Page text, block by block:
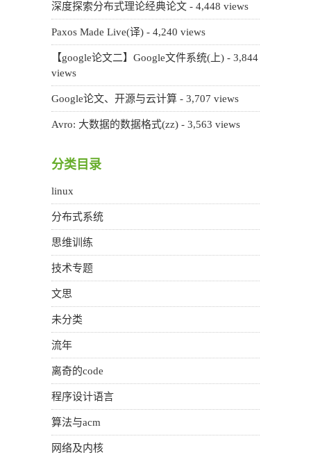
深度探索分布式理论经典论文 - 4,448 views
Paxos Made Live(译) - 4,240 views
【google论文二】Google文件系统(上) - 3,844
views
Google论文、开源与云计算 - 3,707 views
Avro: 大数据的数据格式(zz) - 3,563 views
分类目录
linux
分布式系统
思维训练
技术专题
文思
未分类
流年
离奇的code
程序设计语言
算法与acm
网络及内核